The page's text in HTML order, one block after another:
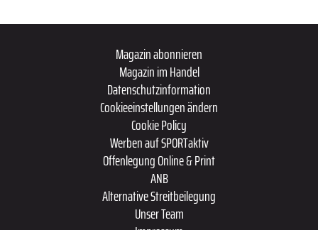
Magazin abonnieren
Magazin im Handel
Datenschutzinformation
Cookieeinstellungen ändern
Cookie Policy
Werben auf SPORTaktiv
Offenlegung Online & Print
ANB
Alternative Streitbeilegung
Unser Team